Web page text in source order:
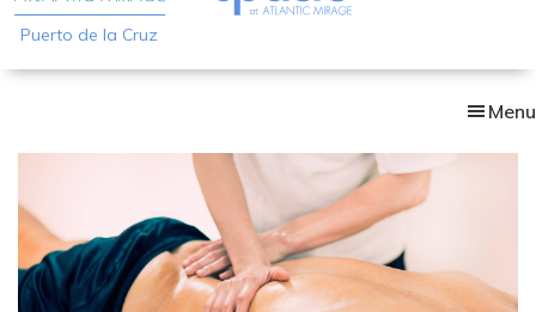
Puerto de la Cruz
Menu